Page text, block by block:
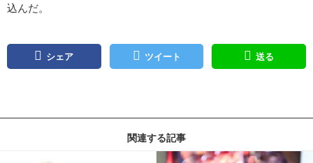
込んだ。
シェア ツイート 送る
関連する記事